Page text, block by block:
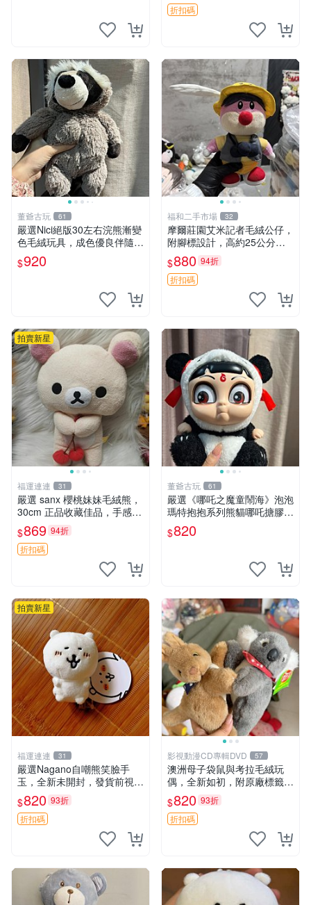
熊 素熊 毛絨doll
折扣碼
董爺古玩 61
嚴選Nici絕版30左右浣熊漸變
色毛絨玩具，成色優良伴隨原
廠牌標 浣熊 玩具 毛絨
$920
福和二手市場 32
摩爾莊園艾米記者毛絨公仔，
附腳標設計，高約25公分，
全新未拆封，限量珍藏。艾米
記者 毛絨公仔 超萌玩偶
$880 94折
折扣碼
拍賣新星
福運連連 31
嚴選 sanx 櫻桃妹妹毛絨熊，
30cm 正品收藏佳品，手感極
軟，適合贈送與收藏 櫻桃妹
妹、sanx、毛絨熊
$869 94折
折扣碼
董爺古玩 61
嚴選《哪吒之魔童鬧海》泡泡
瑪特抱抱系列熊貓哪吒搪膠臉
毛絨， STATE：如圖顯示 哪
吒 毛絨公仔 泡泡瑪特
$820
拍賣新星
福運連連 31
嚴選Nagano自嘲熊笑臉手
玉，全新未開封，發貨前視頻
確認，海南 廣西 貴州 嚴選N
agano自嘲熊笑臉手玉，全新
未開封，發貨前視頻確認，四
$820 93折
折扣碼
影視動漫CD專輯DVD 57
澳洲母子袋鼠與考拉毛絨玩
偶，全新如初，附原廠標籤，
手感極軟，適合贈送親朋好
友。袋鼠與考拉正版，精緻尺
寸，適合作為收藏或家飾擺
設，增添暖意。 母子、袋
$820 93折
折扣碼